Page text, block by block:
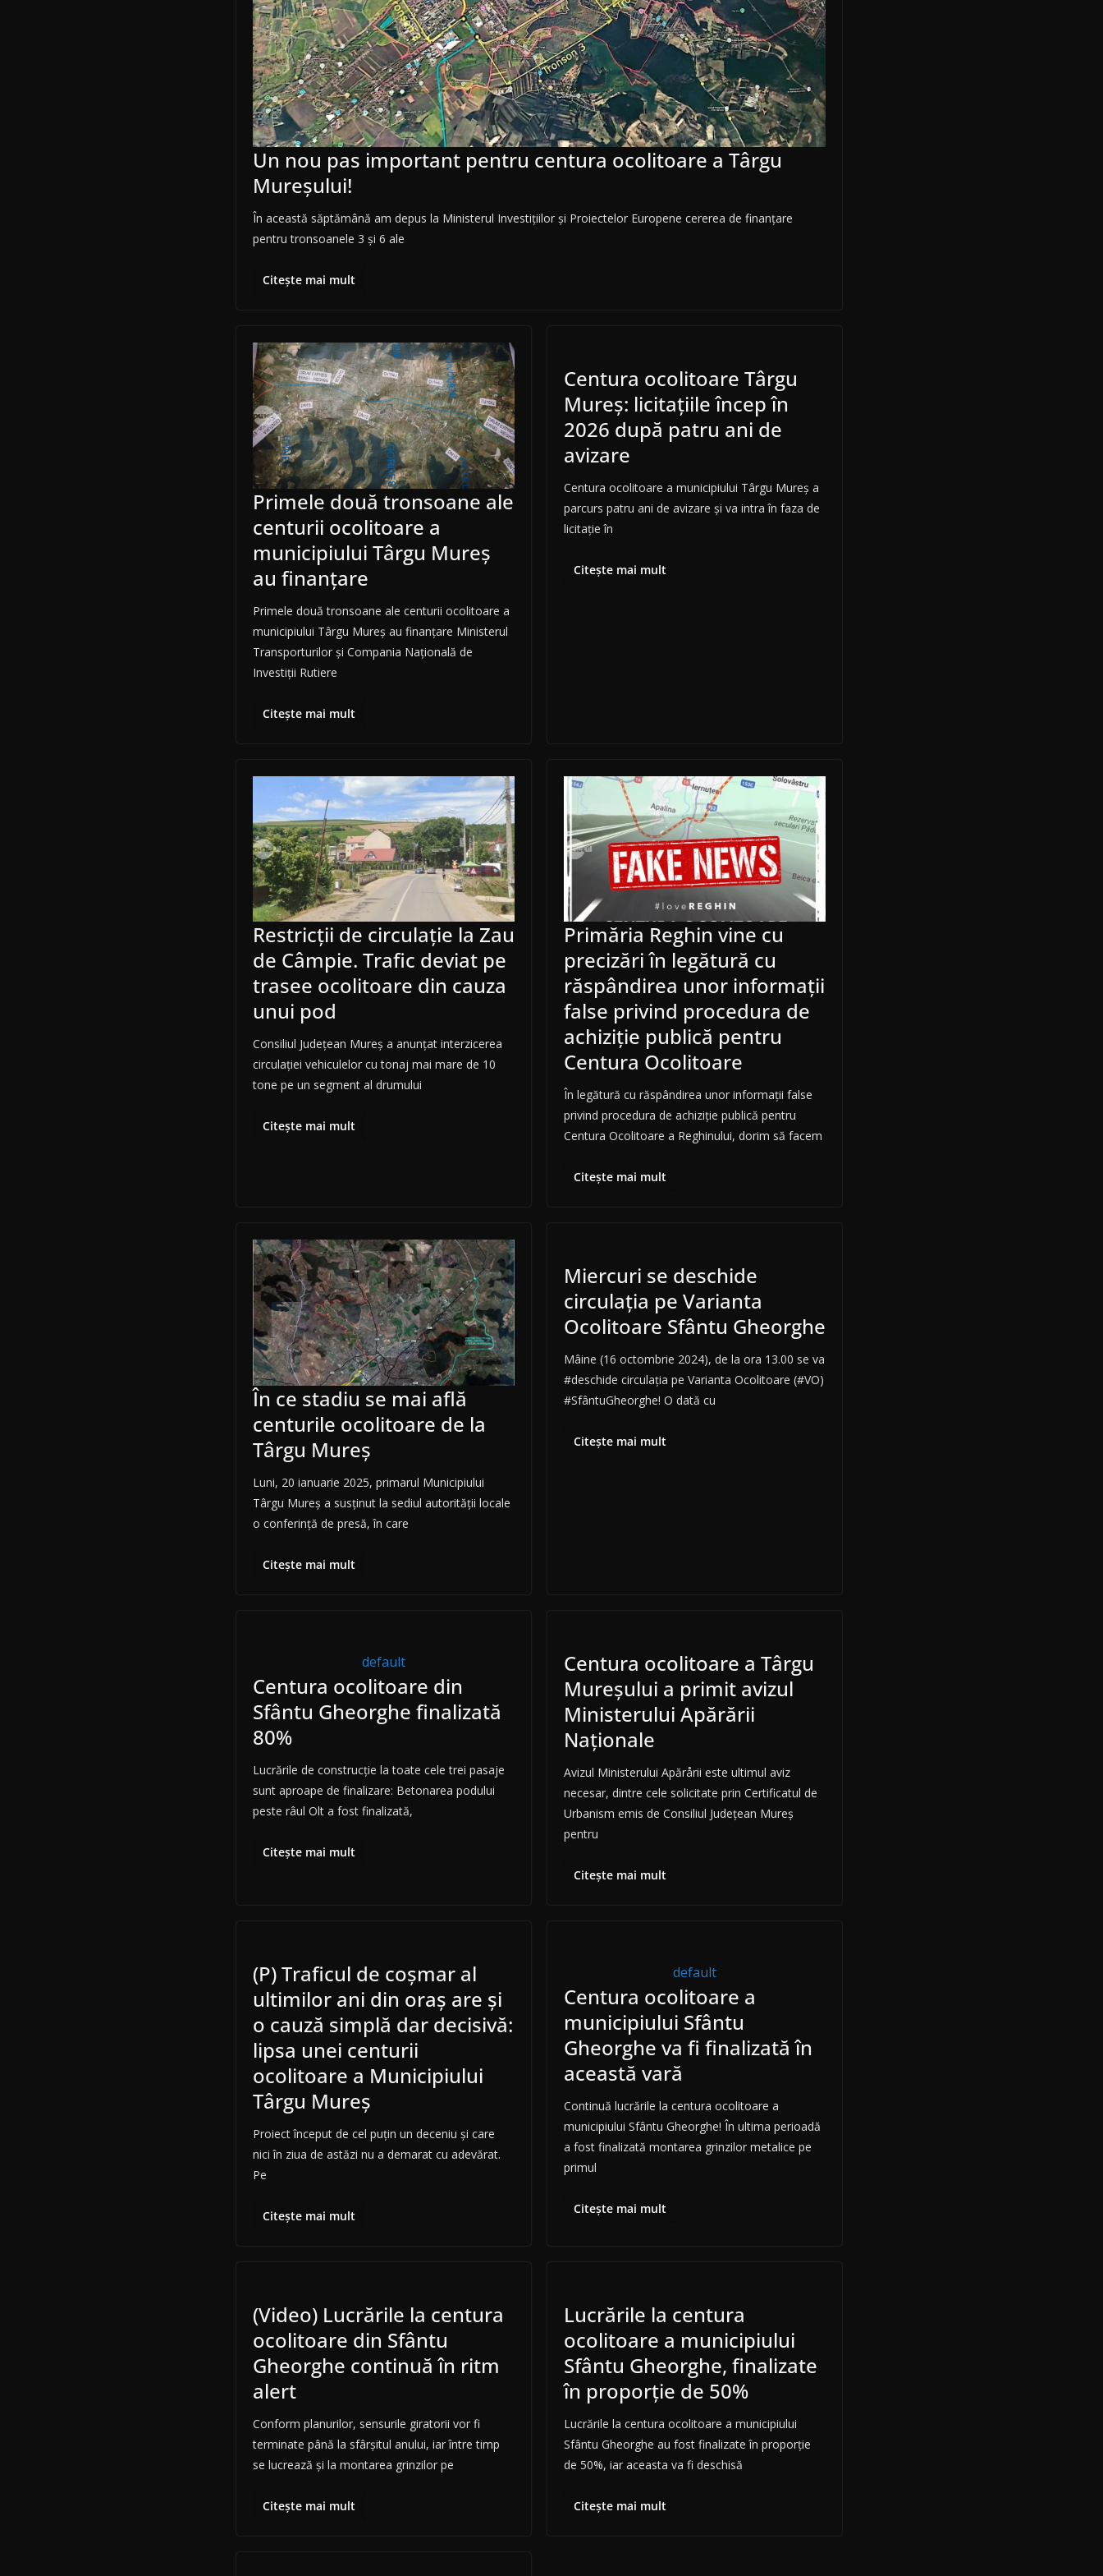
Un nou pas important pentru centura ocolitoare a Târgu
Mureșului!
În această săptămână am depus la Ministerul Investițiilor și Proiectelor Europene cererea de finanțare
pentru tronsoanele 3 și 6 ale
Citește mai mult
Primele două tronsoane ale
centurii ocolitoare a
municipiului Târgu Mureș
au finanțare
Primele două tronsoane ale centurii ocolitoare a
municipiului Târgu Mureș au finanțare Ministerul
Transporturilor și Compania Națională de
Investiții Rutiere
Citește mai mult
Centura ocolitoare Târgu
Mureș: licitațiile încep în
2026 după patru ani de
avizare
Centura ocolitoare a municipiului Târgu Mureș a
parcurs patru ani de avizare și va intra în faza de
licitație în
Citește mai mult
Restricții de circulație la Zau
de Câmpie. Trafic deviat pe
trasee ocolitoare din cauza
unui pod
Consiliul Județean Mureș a anunțat interzicerea
circulației vehiculelor cu tonaj mai mare de 10
tone pe un segment al drumului
Citește mai mult
Primăria Reghin vine cu
precizări în legătură cu
răspândirea unor informații
false privind procedura de
achiziție publică pentru
Centura Ocolitoare
În legătură cu răspândirea unor informații false
privind procedura de achiziție publică pentru
Centura Ocolitoare a Reghinului, dorim să facem
Citește mai mult
În ce stadiu se mai află
centurile ocolitoare de la
Târgu Mureș
Luni, 20 ianuarie 2025, primarul Municipiului
Târgu Mureș a susținut la sediul autorității locale
o conferință de presă, în care
Citește mai mult
Miercuri se deschide
circulația pe Varianta
Ocolitoare Sfântu Gheorghe
Mâine (16 octombrie 2024), de la ora 13.00 se va
#deschide circulația pe Varianta Ocolitoare (#VO)
#SfântuGheorghe! O dată cu
Citește mai mult
default
Centura ocolitoare din
Sfântu Gheorghe finalizată
80%
Lucrările de construcție la toate cele trei pasaje
sunt aproape de finalizare: Betonarea podului
peste râul Olt a fost finalizată,
Citește mai mult
Centura ocolitoare a Târgu
Mureșului a primit avizul
Ministerului Apărării
Naționale
Avizul Ministerului Apărårii este ultimul aviz
necesar, dintre cele solicitate prin Certificatul de
Urbanism emis de Consiliul Județean Mureș
pentru
Citește mai mult
(P) Traficul de coșmar al
ultimilor ani din oraș are și
o cauză simplă dar decisivă:
lipsa unei centurii
ocolitoare a Municipiului
Târgu Mureș
Proiect început de cel puțin un deceniu și care
nici în ziua de astăzi nu a demarat cu adevărat.
Pe
Citește mai mult
default
Centura ocolitoare a
municipiului Sfântu
Gheorghe va fi finalizată în
această vară
Continuă lucrările la centura ocolitoare a
municipiului Sfântu Gheorghe! În ultima perioadă
a fost finalizată montarea grinzilor metalice pe
primul
Citește mai mult
(Video) Lucrările la centura
ocolitoare din Sfântu
Gheorghe continuă în ritm
alert
Conform planurilor, sensurile giratorii vor fi
terminate până la sfârşitul anului, iar între timp
se lucrează şi la montarea grinzilor pe
Citește mai mult
Lucrările la centura
ocolitoare a municipiului
Sfântu Gheorghe, finalizate
în proporţie de 50%
Lucrările la centura ocolitoare a municipiului
Sfântu Gheorghe au fost finalizate în proporţie
de 50%, iar aceasta va fi deschisă
Citește mai mult